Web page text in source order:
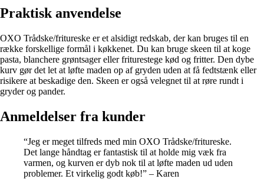
Praktisk anvendelse
OXO Trådske/fritureske er et alsidigt redskab, der kan bruges til en
række forskellige formål i køkkenet. Du kan bruge skeen til at koge
pasta, blanchere grøntsager eller friturestege kød og fritter. Den dybe
kurv gør det let at løfte maden op af gryden uden at få fedtstænk eller
risikere at beskadige den. Skeen er også velegnet til at røre rundt i
gryder og pander.
Anmeldelser fra kunder
“Jeg er meget tilfreds med min OXO Trådske/fritureske.
Det lange håndtag er fantastisk til at holde mig væk fra
varmen, og kurven er dyb nok til at løfte maden ud uden
problemer. Et virkelig godt køb!” – Karen